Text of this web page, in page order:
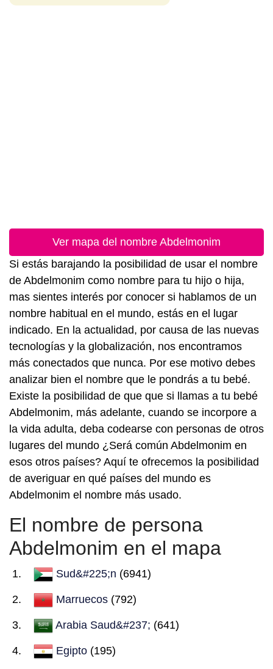
Ver mapa del nombre Abdelmonim
Si estás barajando la posibilidad de usar el nombre
de Abdelmonim como nombre para tu hijo o hija,
mas sientes interés por conocer si hablamos de un
nombre habitual en el mundo, estás en el lugar
indicado. En la actualidad, por causa de las nuevas
tecnologías y la globalización, nos encontramos
más conectados que nunca. Por ese motivo debes
analizar bien el nombre que le pondrás a tu bebé.
Existe la posibilidad de que que si llamas a tu bebé
Abdelmonim, más adelante, cuando se incorpore a
la vida adulta, deba codearse con personas de otros
lugares del mundo ¿Será común Abdelmonim en
esos otros países? Aquí te ofrecemos la posibilidad
de averiguar en qué países del mundo es
Abdelmonim el nombre más usado.
El nombre de persona
Abdelmonim en el mapa
Sud&#225;n (6941)
Marruecos (792)
Arabia Saud&#237; (641)
Egipto (195)